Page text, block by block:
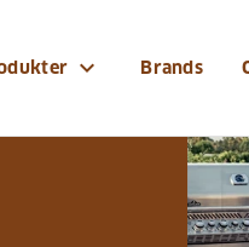
expand_more Brands